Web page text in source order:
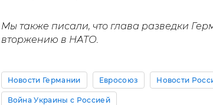
Мы также писали, что глава разведки
вторжению в НАТО.
Новости Германии Евросоюз Новости
Война Украины с Россией